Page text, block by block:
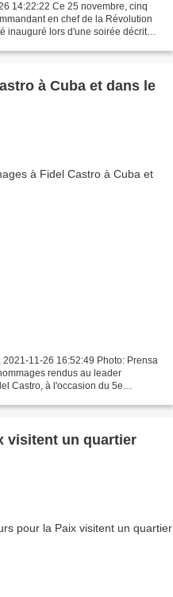
14:22:22 Ce 25 novembre, cinq
en chef de la Révolution
inauguré lors d'une soirée décrite
à Cuba et dans le
11-26 16:52:49 Photo: Prensa
rendus au leader
Castro, à l'occasion du 5e
visitent un quartier